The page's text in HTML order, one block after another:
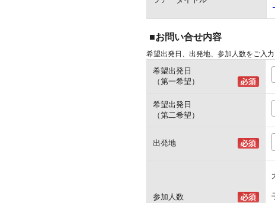
■お問い合せ内容
希望出発日、出発地、参加人数をご入
希望出発日
（第一希望）
希望出発日
（第二希望）
出発地
参加人数